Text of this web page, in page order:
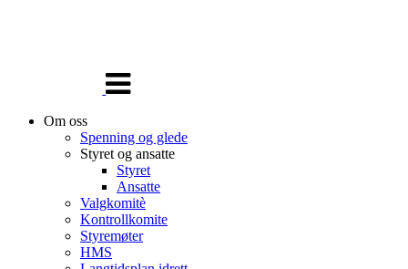
navigasjon
Om oss
Spenning og glede
Styret og ansatte
Styret
Ansatte
Valgkomitè
Kontrollkomite
Styremøter
HMS